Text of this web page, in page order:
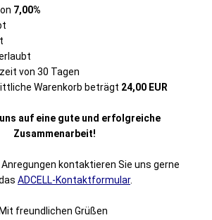
7,00%
von 30 Tagen
Warenkorb beträgt 24,00 EUR
auf eine gute und erfolgreiche
Zusammenarbeit!
Anregungen kontaktieren Sie uns gerne
ADCELL-Kontaktformular.
Mit freundlichen Grüßen